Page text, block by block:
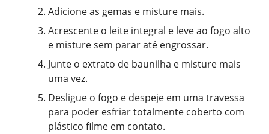
Adicione as gemas e misture mais.
Acrescente o leite integral e leve ao fogo alto
e misture sem parar até engrossar.
Junte o extrato de baunilha e misture mais
uma vez.
Desligue o fogo e despeje em uma travessa
para poder esfriar totalmente coberto com
plástico filme em contato.